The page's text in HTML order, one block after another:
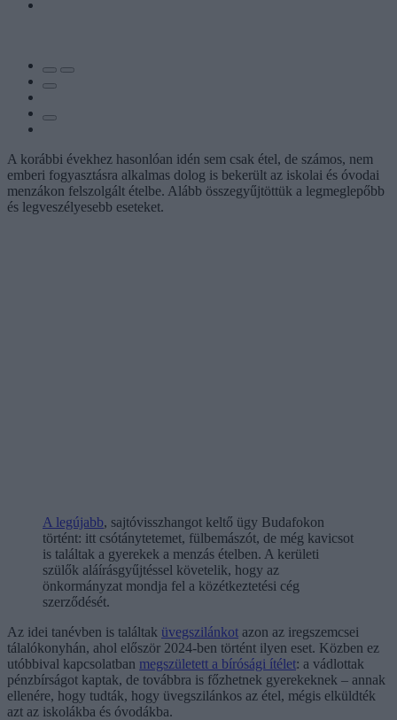
A korábbi évekhez hasonlóan idén sem csak étel, de számos, nem
emberi fogyasztásra alkalmas dolog is bekerült az iskolai és óvodai
menzákon felszolgált ételbe. Alább összegyűjtöttük a legmeglepőbb
és legveszélyesebb eseteket.
A legújabb, sajtóvisszhangot keltő ügy Budafokon
történt: itt csótánytetemet, fülbemászót, de még kavicsot
is találtak a gyerekek a menzás ételben. A kerületi
szülők aláírásgyűjtéssel követelik, hogy az
önkormányzat mondja fel a közétkeztetési cég
szerződését.
Az idei tanévben is találtak üvegszilánkot azon az iregszemcsei
tálalókonyhán, ahol először 2024-ben történt ilyen eset. Közben ez
utóbbival kapcsolatban megszületett a bírósági ítélet: a vádlottak
pénzbírságot kaptak, de továbbra is főzhetnek gyerekeknek – annak
ellenére, hogy tudták, hogy üvegszilánkos az étel, mégis elküldték
azt az iskolákba és óvodákba.